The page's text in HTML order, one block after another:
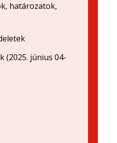
határozatok,
(2025. június 04-